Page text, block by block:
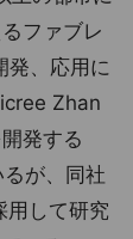
ファブレ
発、応用に
Zhan
発する
が、同社
用して研究